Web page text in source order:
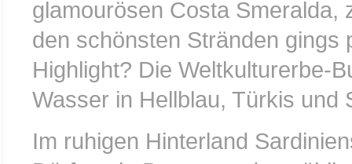
glamourösen Costa Smeralda,
den schönsten Stränden gings
Highlight? Die Weltkulturerbe-
Wasser in Hellblau, Türkis und
Im ruhigen Hinterland